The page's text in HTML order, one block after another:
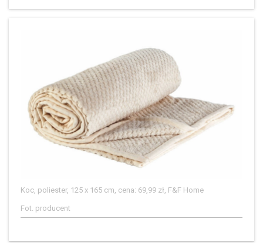
Koc, poliester, 125 x 165 cm, cena: 69,99 zł, F&F Home
Fot. producent